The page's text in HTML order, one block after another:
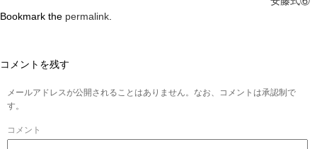
Bookmark the permalink.
コメントを残す
メールアドレスが公開されることはありません。なお、コメントは承認制で
す。
コメント